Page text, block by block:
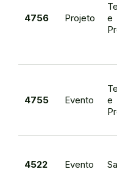
4756 Projeto
e
4755 Evento
e
4522 Evento